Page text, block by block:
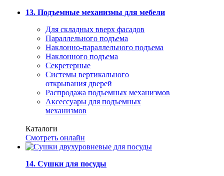
13. Подъемные механизмы для мебели
Для складных вверх фасадов
Параллельного подъема
Наклонно-параллельного подъема
Наклонного подъема
Секретерные
Системы вертикального
открывания дверей
Распродажа подъемных механизмов
Аксессуары для подъемных
механизмов
Каталоги
Смотреть онлайн
14. Сушки для посуды